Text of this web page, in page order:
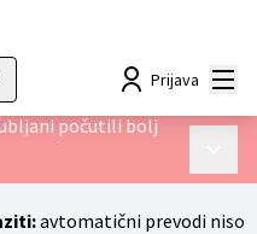
language Choisir la langue
Prijava
počutili bolj
avtomatični prevodi niso